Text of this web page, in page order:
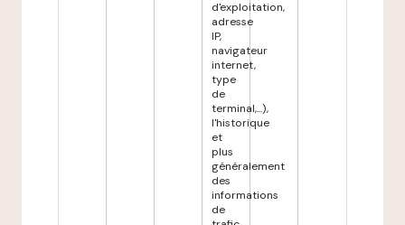
d'exploitation,
adresse
IP,
navigateur
internet,
type
de
terminal,...),
l'historique
et
plus
généralement
des
informations
de